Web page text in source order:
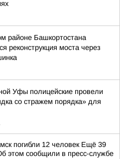
районе Башкортостана
реконструкция моста через
Уфы полицейские провели
со стражем порядка» для
погибли 12 человек Ещё 39
этом сообщили в пресс-службе